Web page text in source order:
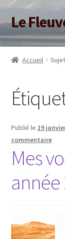
Aller
à
la
navigation
Aller
au
contenu
Le
Accueil
Boutique
Adhésion/
Mon compte
Accueil
Publié le 19
commentaire
Mes
année